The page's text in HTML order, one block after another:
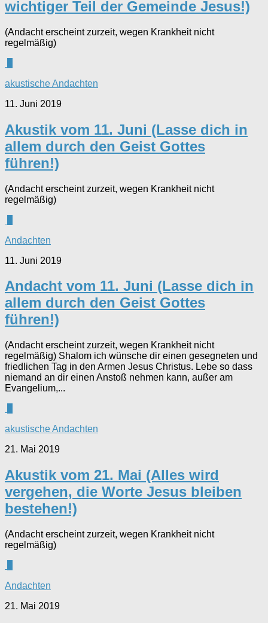
wichtiger Teil der Gemeinde Jesus!)
(Andacht erscheint zurzeit, wegen Krankheit nicht
regelmäßig)
akustische Andachten
11. Juni 2019
Akustik vom 11. Juni (Lasse dich in
allem durch den Geist Gottes
führen!)
(Andacht erscheint zurzeit, wegen Krankheit nicht
regelmäßig)
Andachten
11. Juni 2019
Andacht vom 11. Juni (Lasse dich in
allem durch den Geist Gottes
führen!)
(Andacht erscheint zurzeit, wegen Krankheit nicht
regelmäßig) Shalom ich wünsche dir einen gesegneten und
friedlichen Tag in den Armen Jesus Christus. Lebe so dass
niemand an dir einen Anstoß nehmen kann, außer am
Evangelium,...
akustische Andachten
21. Mai 2019
Akustik vom 21. Mai (Alles wird
vergehen, die Worte Jesus bleiben
bestehen!)
(Andacht erscheint zurzeit, wegen Krankheit nicht
regelmäßig)
Andachten
21. Mai 2019